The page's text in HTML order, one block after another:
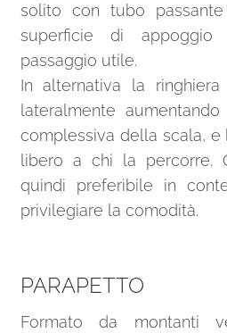
solito con tubo
superficie di
passaggio utile.
In alternativa la
lateralmente
complessiva della scala, e
libero a chi la percorre.
quindi preferibile in
privilegiare la comodità.
PARAPETTO
Formato da montanti